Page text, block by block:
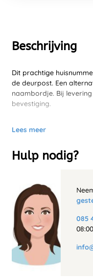
Beschrijving
Dit prachtige
de deurpost. Een
naambordje. Bij
bevestiging.
Lees meer
Hulp nodig?
085